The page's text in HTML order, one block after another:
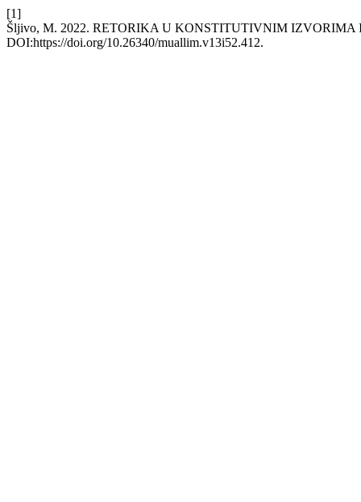
[1]
Šljivo, M. 2022. RETORIKA U KONSTITUTIVNIM
DOI:https://doi.org/10.26340/muallim.v13i52.412.